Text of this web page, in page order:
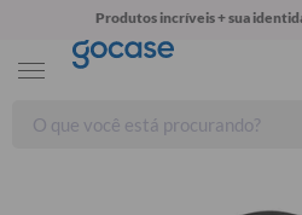
Produtos incríveis + sua